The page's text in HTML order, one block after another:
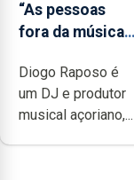
“As pessoas
fora da música
noção do quão
difícil é
produzir uma
música”
Diogo Raposo é
um DJ e produtor
musical açoriano,...